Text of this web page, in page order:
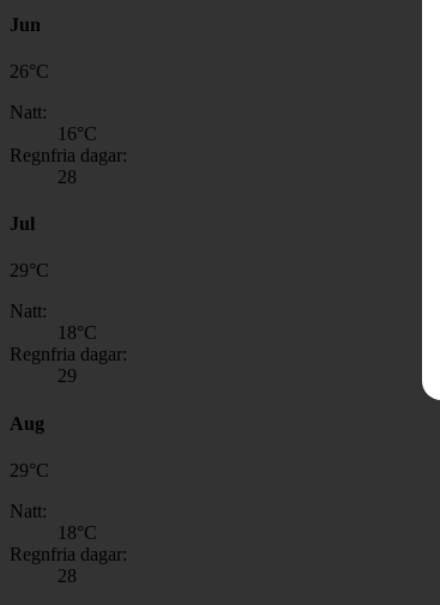
Jun
26°C
Natt:
16°C
Regnfria dagar:
28
Jul
29°C
Natt:
18°C
Regnfria dagar:
29
Aug
29°C
Natt:
18°C
Regnfria dagar:
28